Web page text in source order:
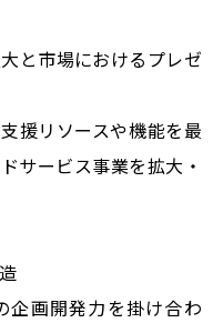
と市場におけるプレゼ
援リソースや機能を最
サービス事業を拡大・
企画開発力を掛け合わ